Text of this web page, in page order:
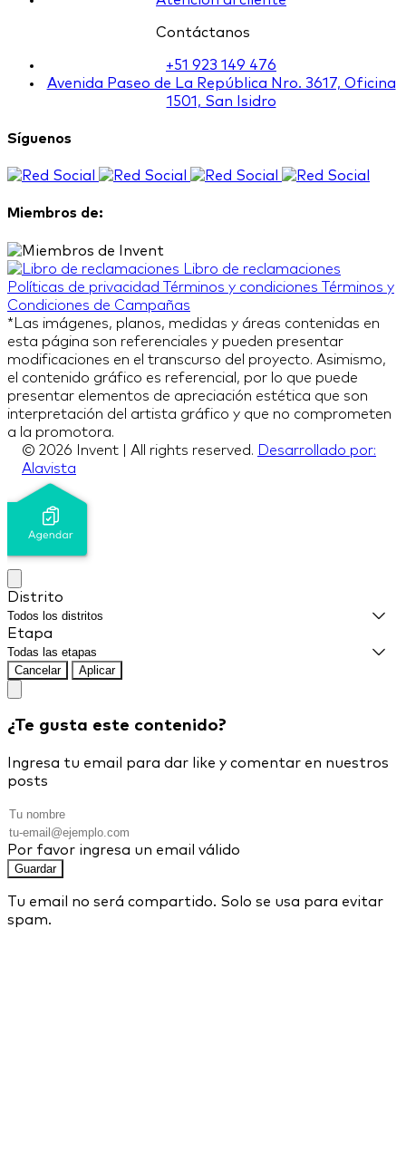
Contáctanos
+51 923 149 476
Avenida Paseo de La República Nro. 3617, Oficina
1501, San Isidro
Síguenos
Miembros de:
Libro de reclamaciones
Políticas de privacidad
Términos y condiciones
Términos y
Condiciones de Campañas
*Las imágenes, planos, medidas y áreas contenidas en
esta página son referenciales y pueden presentar
modificaciones en el transcurso del proyecto. Asimismo,
el contenido gráfico es referencial, por lo que puede
presentar elementos de apreciación estética que son
interpretación del artista gráfico y que no comprometen
a la promotora.
© 2026 Invent | All rights reserved.
Desarrollado por:
Alavista
Distrito
Etapa
Cancelar Aplicar
¿Te gusta este contenido?
Ingresa tu email para dar like y comentar en nuestros
posts
Por favor ingresa un email válido
Guardar
Tu email no será compartido. Solo se usa para evitar
spam.